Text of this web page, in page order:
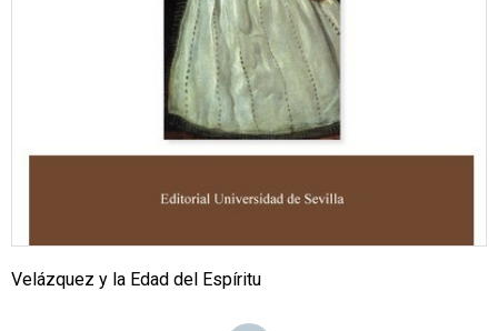
Velázquez y la Edad del Espíritu